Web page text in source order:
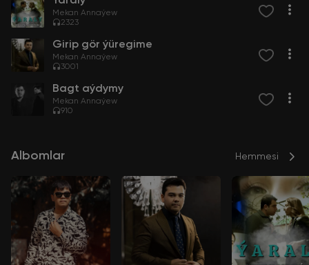
Mekan Annaýew
2323
Girip gör ýüregime
Mekan Annaýew
3001
Bagt aýdymy
Mekan Annaýew
910
Albomlar Hemmesi